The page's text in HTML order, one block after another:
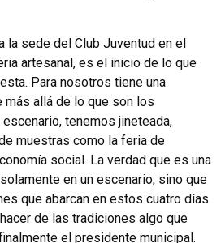
la sede del Club Juventud en el
artesanal, es el inicio de lo que
Para nosotros tiene una
más allá de lo que son los
tenemos jineteada,
muestras como la feria de
social. La verdad que es una
en un escenario, sino que
que abarcan en estos cuatro días
de las tradiciones algo que
el presidente municipal.